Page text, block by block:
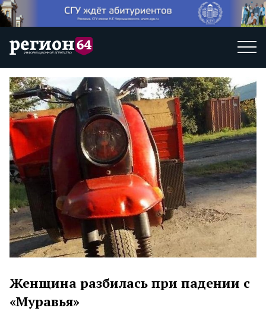
Женщина разбилась при падении с
«Муравья»